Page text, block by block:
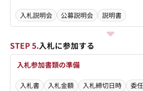
入札説明会 公募説明会 説明書
STEP 5.入札に参加する
入札参加書類の準備
入札書 入札金額 入札締切日時 委